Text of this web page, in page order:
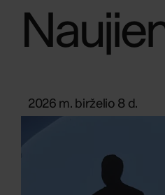
2026 m. birželio 8 d.